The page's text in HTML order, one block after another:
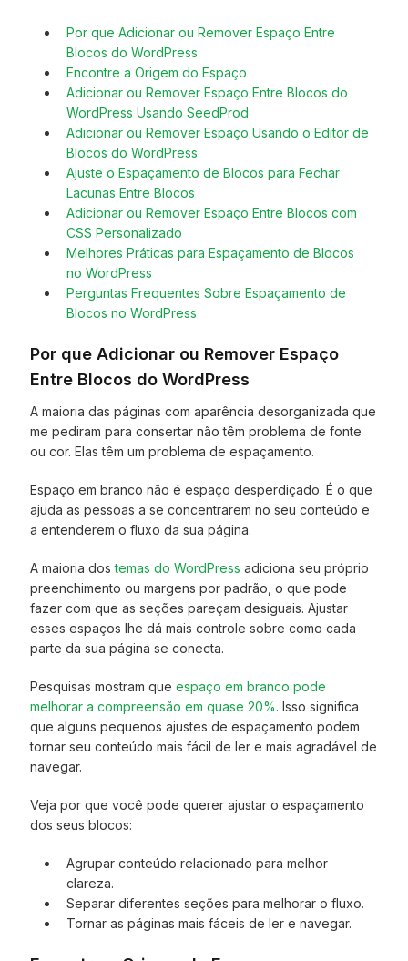
Por que Adicionar ou Remover Espaço Entre
Blocos do WordPress
Encontre a Origem do Espaço
Adicionar ou Remover Espaço Entre Blocos do
WordPress Usando SeedProd
Adicionar ou Remover Espaço Usando o Editor de
Blocos do WordPress
Ajuste o Espaçamento de Blocos para Fechar
Lacunas Entre Blocos
Adicionar ou Remover Espaço Entre Blocos com
CSS Personalizado
Melhores Práticas para Espaçamento de Blocos
no WordPress
Perguntas Frequentes Sobre Espaçamento de
Blocos no WordPress
Por que Adicionar ou Remover Espaço
Entre Blocos do WordPress
A maioria das páginas com aparência desorganizada que
me pediram para consertar não têm problema de fonte
ou cor. Elas têm um problema de espaçamento.
Espaço em branco não é espaço desperdiçado. É o que
ajuda as pessoas a se concentrarem no seu conteúdo e
a entenderem o fluxo da sua página.
A maioria dostemas do WordPress adiciona seu próprio
preenchimento ou margens por padrão, o que pode
fazer com que as seções pareçam desiguais. Ajustar
esses espaços lhe dá mais controle sobre como cada
parte da sua página se conecta.
Pesquisas mostram que espaço em branco pode
melhorar a compreensão em quase 20%. Isso significa
que alguns pequenos ajustes de espaçamento podem
tornar seu conteúdo mais fácil de ler e mais agradável de
navegar.
Veja por que você pode querer ajustar o espaçamento
dos seus blocos:
Agrupar conteúdo relacionado para melhor
clareza.
Separar diferentes seções para melhorar o fluxo.
Tornar as páginas mais fáceis de ler e navegar.